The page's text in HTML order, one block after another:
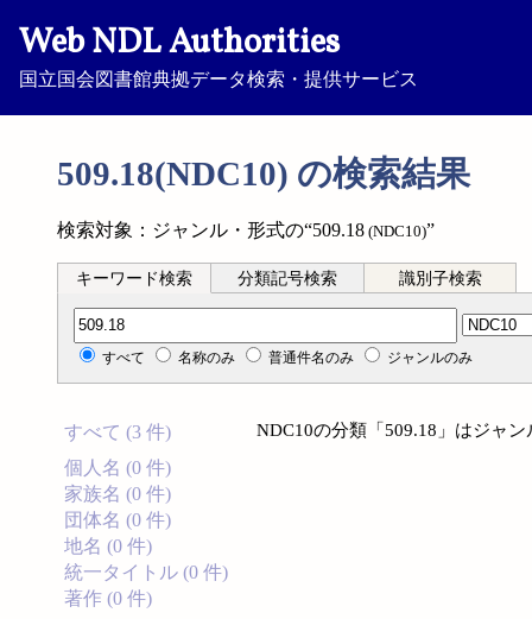
Web NDL Authorities
国立国会図書館典拠データ検索・提供サービス
509.18(NDC10) の検索結果
検索対象：ジャンル・形式の“509.18 (NDC10)”
キーワード検索 分類記号検索 識別子検索
分類記号検索
すべて 名称のみ 普通件名のみ ジャンルのみ
すべて (3 件)
個人名 (0 件)
家族名 (0 件)
団体名 (0 件)
地名 (0 件)
統一タイトル (0 件)
著作 (0 件)
NDC10の分類「509.18」はジャ